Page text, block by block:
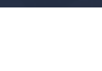
- 2024